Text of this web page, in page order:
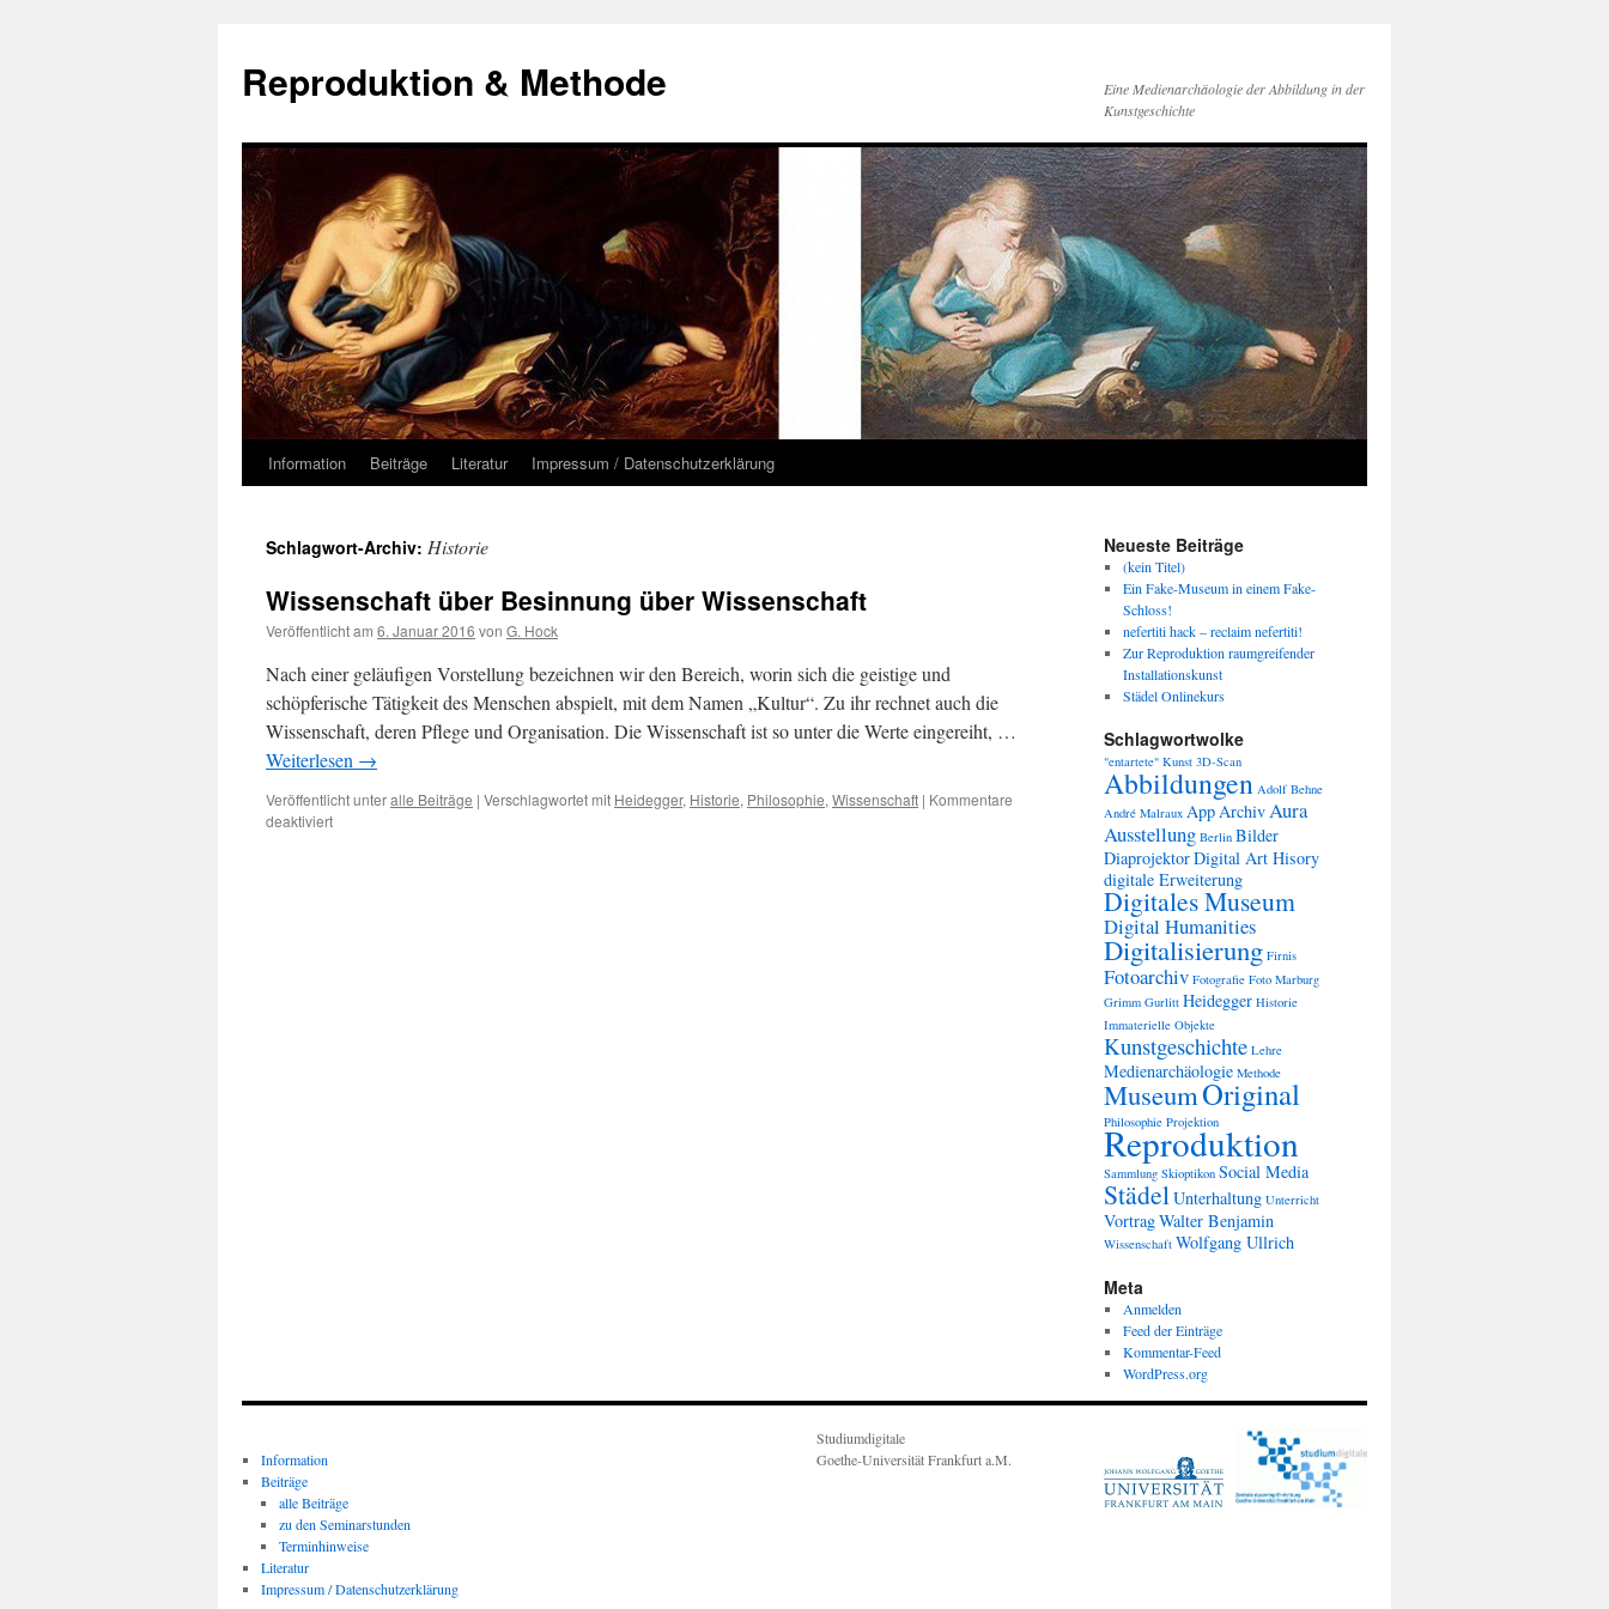
springen
Reproduktion & Methode
Eine Medienarchäologie der Abbildung in der
Kunstgeschichte
Information Beiträge Literatur Impressum / Datenschutzerklärung
Schlagwort-Archiv: Historie
Wissenschaft über Besinnung über Wissenschaft
Veröffentlicht am 6. Januar 2016 von G. Hock
Nach einer geläufigen Vorstellung bezeichnen wir den Bereich, worin sich die geistige und
schöpferische Tätigkeit des Menschen abspielt, mit dem Namen „Kultur“. Zu ihr rechnet auch die
Wissenschaft, deren Pflege und Organisation. Die Wissenschaft ist so unter die Werte eingereiht, …
Weiterlesen →
Veröffentlicht unteralle Beiträge | Verschlagwortet mit Heidegger, Historie, Philosophie, Wissenschaft | Kommentare
deaktiviertfür
Neueste Beiträge
(kein Titel)
Ein Fake-Museum in einem Fake-
Schloss!
nefertiti hack – reclaim nefertiti!
Zur Reproduktion raumgreifender
Installationskunst
Städel Onlinekurs
Schlagwortwolke
"entartete" Kunst 3D-Scan
Abbildungen Adolf Behne
André Malraux AppArchivAura
Ausstellung Berlin Bilder
DiaprojektorDigital Art Hisory
digitale Erweiterung
Digitales Museum
Digital Humanities
Digitalisierung Firnis
Fotoarchiv Fotografie Foto Marburg
Grimm Gurlitt Heidegger Historie
Immaterielle Objekte
Kunstgeschichte Lehre
Medienarchäologie Methode
MuseumOriginal
Philosophie Projektion
Reproduktion
Sammlung Skioptikon Social Media
StädelUnterhaltung Unterricht
VortragWalter Benjamin
Wissenschaft Wolfgang Ullrich
Meta
Anmelden
Feed der Einträge
Kommentar-Feed
WordPress.org
Information
Beiträge
alle Beiträge
zu den Seminarstunden
Terminhinweise
Literatur
Impressum / Datenschutzerklärung
Studiumdigitale
Goethe-Universität Frankfurt a.M.